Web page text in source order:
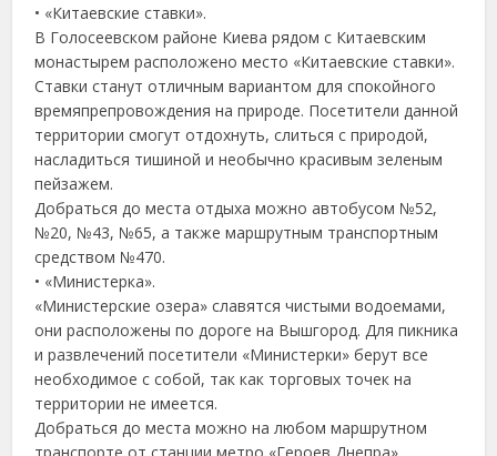
• «Китаевские ставки».
В Голосеевском районе Киева рядом с Китаевским
монастырем расположено место «Китаевские ставки».
Ставки станут отличным вариантом для спокойного
времяпрепровождения на природе. Посетители данной
территории смогут отдохнуть, слиться с природой,
насладиться тишиной и необычно красивым зеленым
пейзажем.
Добраться до места отдыха можно автобусом №52,
№20, №43, №65, а также маршрутным транспортным
средством №470.
• «Министерка».
«Министерские озера» славятся чистыми водоемами,
они расположены по дороге на Вышгород. Для пикника
и развлечений посетители «Министерки» берут все
необходимое с собой, так как торговых точек на
территории не имеется.
Добраться до места можно на любом маршрутном